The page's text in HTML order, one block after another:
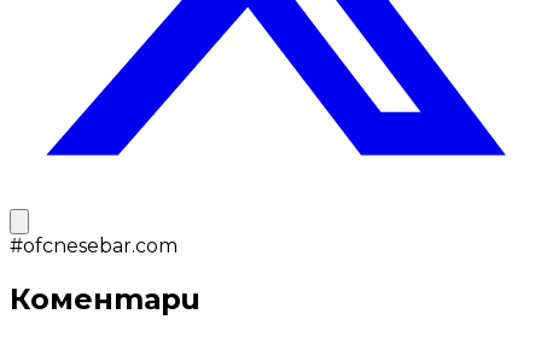
#ofcnesebar.com
Коментари